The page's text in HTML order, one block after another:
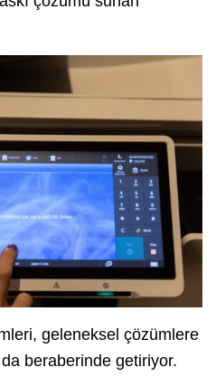
geleneksel çözümlere
beraberinde getiriyor.